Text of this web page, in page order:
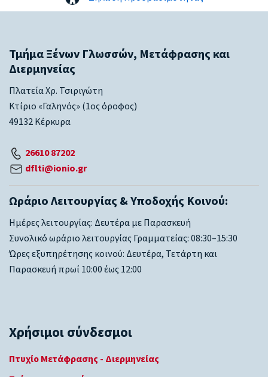
Τμήμα Ξένων Γλωσσών, Μετάφρασης και
Διερμηνείας
Πλατεία Χρ. Τσιριγώτη
Κτίριο «Γαληνός» (1ος όροφος)
49132 Κέρκυρα
26610 87202
dflti@ionio.gr
Ωράριο Λειτουργίας & Υποδοχής Κοινού:
Ημέρες λειτουργίας: Δευτέρα με Παρασκευή
Συνολικό ωράριο λειτουργίας Γραμματείας: 08:30–15:30
Ώρες εξυπηρέτησης κοινού: Δευτέρα, Τετάρτη και
Παρασκευή πρωί 10:00 έως 12:00
Χρήσιμοι σύνδεσμοι
Πτυχίο Μετάφρασης - Διερμηνείας